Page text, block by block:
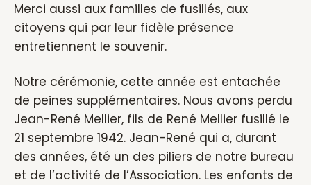
Merci aussi aux familles de fusillés, aux
citoyens qui par leur fidèle présence
entretiennent le souvenir.
Notre cérémonie, cette année est entachée
de peines supplémentaires. Nous avons perdu
Jean-René Mellier, fils de René Mellier fusillé le
21 septembre 1942. Jean-René qui a, durant
des années, été un des piliers de notre bureau
et de l’activité de l’Association. Les enfants de